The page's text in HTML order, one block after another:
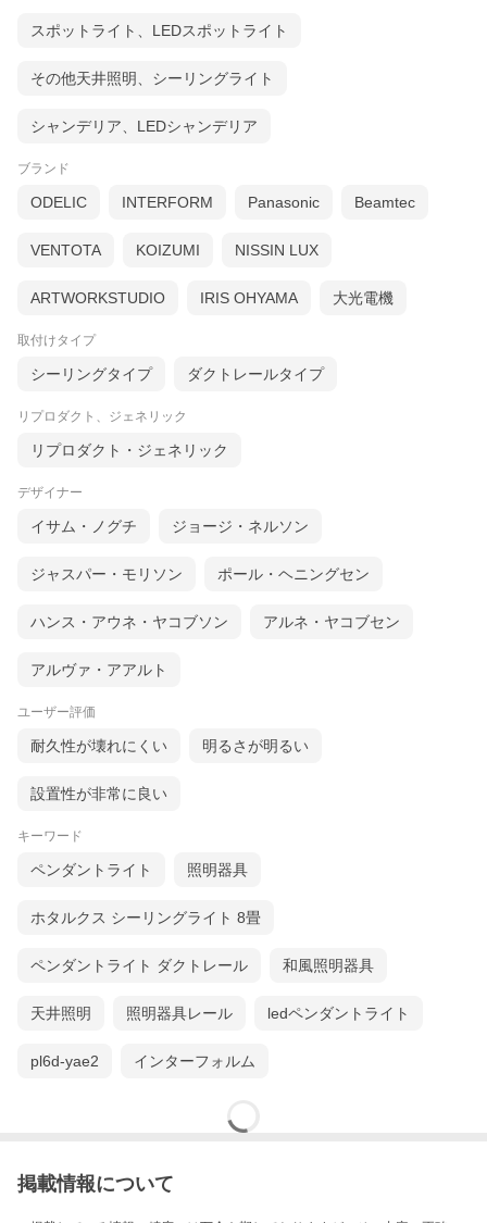
スポットライト、LEDスポットライト
その他天井照明、シーリングライト
シャンデリア、LEDシャンデリア
ブランド
ODELIC INTERFORM Panasonic Beamtec
VENTOTA KOIZUMI NISSIN LUX
ARTWORKSTUDIO IRIS OHYAMA 大光電機
取付けタイプ
シーリングタイプ ダクトレールタイプ
リプロダクト、ジェネリック
リプロダクト・ジェネリック
デザイナー
イサム・ノグチ ジョージ・ネルソン
ジャスパー・モリソン ポール・ヘニングセン
ハンス・アウネ・ヤコブソン アルネ・ヤコブセン
アルヴァ・アアルト
ユーザー評価
耐久性が壊れにくい 明るさが明るい
設置性が非常に良い
キーワード
ペンダントライト 照明器具
ホタルクス シーリングライト 8畳
ペンダントライト ダクトレール 和風照明器具
天井照明 照明器具レール ledペンダントライト
pl6d-yae2 インターフォルム
掲載情報について